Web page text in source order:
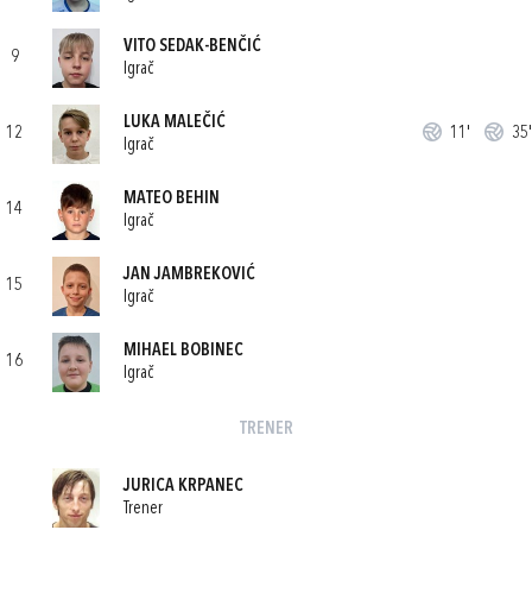
9
VITO SEDAK-BENČIĆ
Igrač
12
LUKA MALEČIĆ
Igrač
11' 35'
14
MATEO BEHIN
Igrač
15
JAN JAMBREKOVIĆ
Igrač
16
MIHAEL BOBINEC
Igrač
TRENER
JURICA KRPANEC
Trener